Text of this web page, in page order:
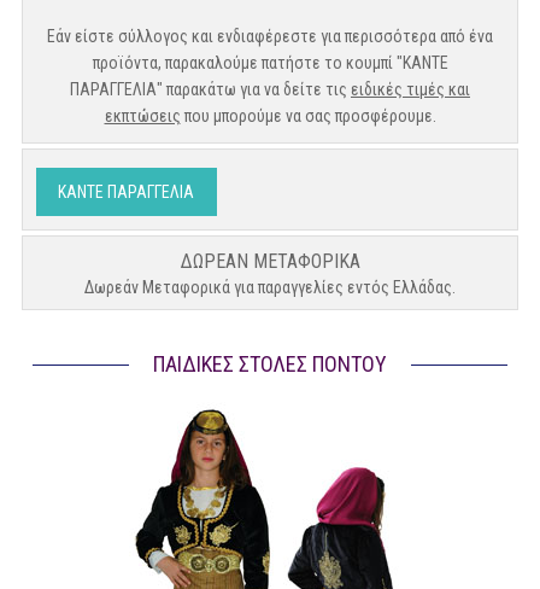
Εάν είστε σύλλογος και ενδιαφέρεστε για περισσότερα από ένα
προϊόντα, παρακαλούμε πατήστε το κουμπί "ΚΑΝΤΕ
ΠΑΡΑΓΓΕΛΙΑ" παρακάτω για να δείτε τις ειδικές τιμές και
εκπτώσεις που μπορούμε να σας προσφέρουμε.
ΚΑΝΤΕ ΠΑΡΑΓΓΕΛΙΑ
ΔΩΡΕΑΝ ΜΕΤΑΦΟΡΙΚΑ
Δωρεάν Μεταφορικά για παραγγελίες εντός Ελλάδας.
ΠΑΙΔΙΚΈΣ ΣΤΟΛΈΣ ΠΌΝΤΟΥ